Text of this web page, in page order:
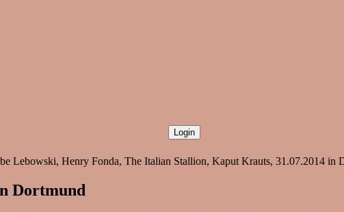
Lebowski, Henry Fonda, The Italian Stallion, Kaput Krauts, 31.07.2014
Dortmund